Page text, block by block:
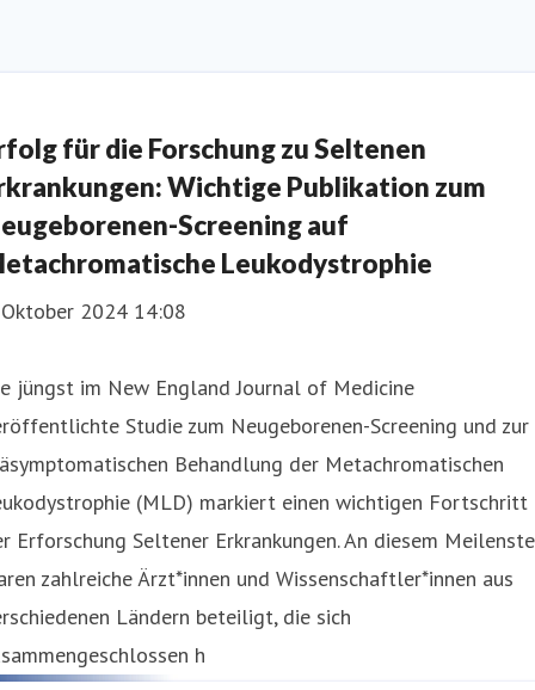
für die Forschung zu Seltenen
Wichtige Publikation zum
Screening auf
Leukodystrophie
2024 14:08
jüngst im New England Journal of Medicine
Studie zum Neugeborenen-Screening und zur
Behandlung der Metachromatischen
(MLD) markiert einen wichtigen Fortschritt
Erforschung Seltener Erkrankungen. An diesem
zahlreiche Ärzt*innen und Wissenschaftler*innen aus
Ländern beteiligt, die sich
h